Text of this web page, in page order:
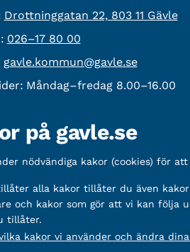
besöksadress:
Drottninggatan 22, 803 11 Gävle
Telefon:
026–17 80 00
E-post:
gavle.kommun@gavle.se
Måndag–fredag 8.00–16.00
212000-2338
5888-2333
på gavle.se
nödvändiga kakor (cookies) för
alla kakor tillåter du även
och kakor som gör att vi kan följa
tillåter.
kakor vi använder och ändra